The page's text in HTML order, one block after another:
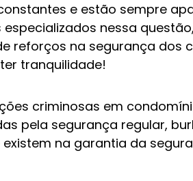
e estão sempre
nessa
reforços na segurança dos
tranquilidade!
criminosas em
pela segurança regular,
na garantia da